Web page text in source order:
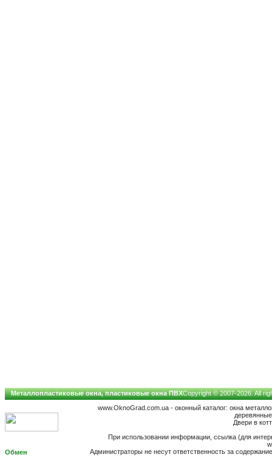
Металлопластиковые окна, пластиковые окна ПВХCopyright © 2007-2026. All
www.OknoGrad.com.ua - оконный каталог: окна
Двери в
При использовании информации, ссылка (для
Администраторы не несут ответственность за
Обмен